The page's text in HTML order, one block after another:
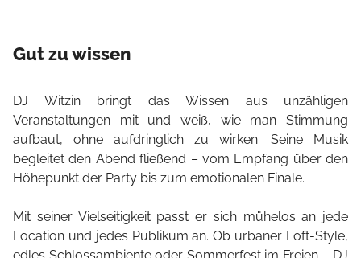
Gut zu wissen
DJ Witzin bringt das Wissen aus unzähligen
Veranstaltungen mit und weiß, wie man Stimmung
aufbaut, ohne aufdringlich zu wirken. Seine Musik
begleitet den Abend fließend – vom Empfang über den
Höhepunkt der Party bis zum emotionalen Finale.
Mit seiner Vielseitigkeit passt er sich mühelos an jede
Location und jedes Publikum an. Ob urbaner Loft-Style,